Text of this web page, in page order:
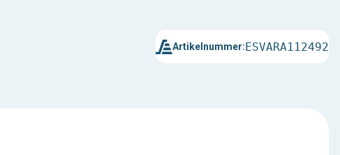
Artikelnummer:ESVARA112492